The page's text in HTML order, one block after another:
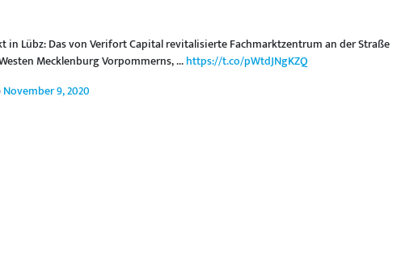
Lübz: Das von Verifort Capital revitalisierte Fachmarktzentrum an der Straße
Mecklenburg Vorpommerns, ...https://t.co/pWtdJNgKZQ
November 9, 2020